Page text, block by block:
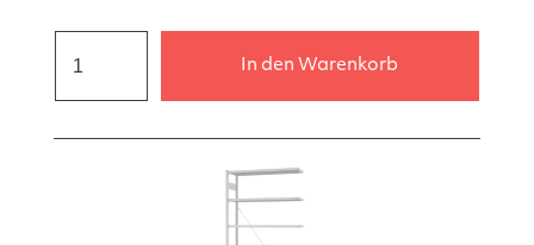
In den Warenkorb